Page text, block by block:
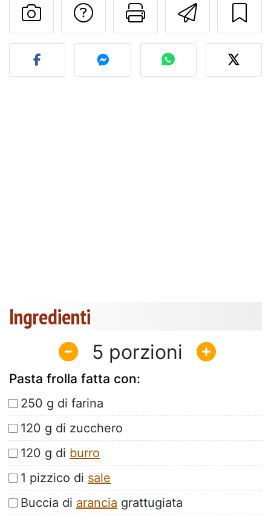
Invia
Stampa la
Contatta l'autore
Pubblica la foto di
Ingredienti
5
Pasta frolla fatta con:
250 g di farina
120 g di zucchero
120 g di burro
1 pizzico di sale
Buccia di arancia grattugiata